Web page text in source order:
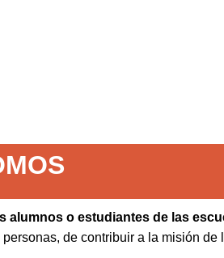
alumnos o estudiantes de las
de contribuir a la misión